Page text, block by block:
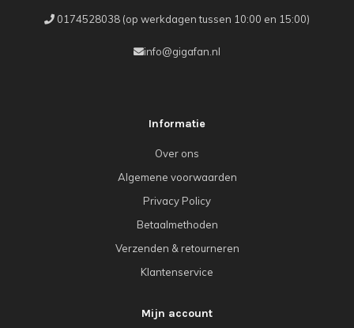
0174528038 (op werkdagen tussen 10:00 en 15:00)
info@gigafan.nl
Informatie
Over ons
Algemene voorwaarden
Privacy Policy
Betaalmethoden
Verzenden & retourneren
Klantenservice
Mijn account